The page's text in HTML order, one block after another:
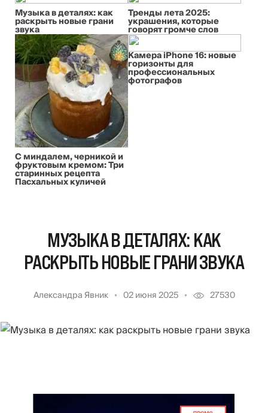
Музыка в деталях: как
раскрыть новые грани
звука
Тренды лета 2025:
украшения, которые
говорят громче слов
С миндалем, черникой и
фруктовым кремом: Три
старинных рецепта
Пасхальных куличей
Камера iPhone 16: новые
горизонты для
профессиональных
фотографов
МУЗЫКА В ДЕТАЛЯХ: КАК
РАСКРЫТЬ НОВЫЕ ГРАНИ ЗВУКА
Александра Явник 02 июня 2025 27530